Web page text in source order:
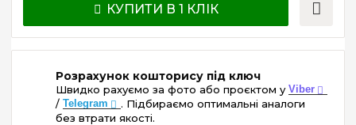
КУПИТИ В 1 КЛІК
Розрахунок кошторису під ключ
Швидко рахуємо за фото або проєктом у Viber
/ Telegram
. Підбираємо оптимальні аналоги
без втрати якості.